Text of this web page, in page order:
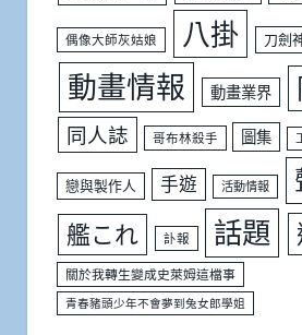
偶像大師灰姑娘 八掛 刀劍
動畫情報 動畫業界
同人誌 哥布林殺手 圖集
戀與製作人 手遊 活動情報
艦これ 訃報 話題
關於我轉生變成史萊姆這檔事
青春豬頭少年不會夢到兔女郎學姐